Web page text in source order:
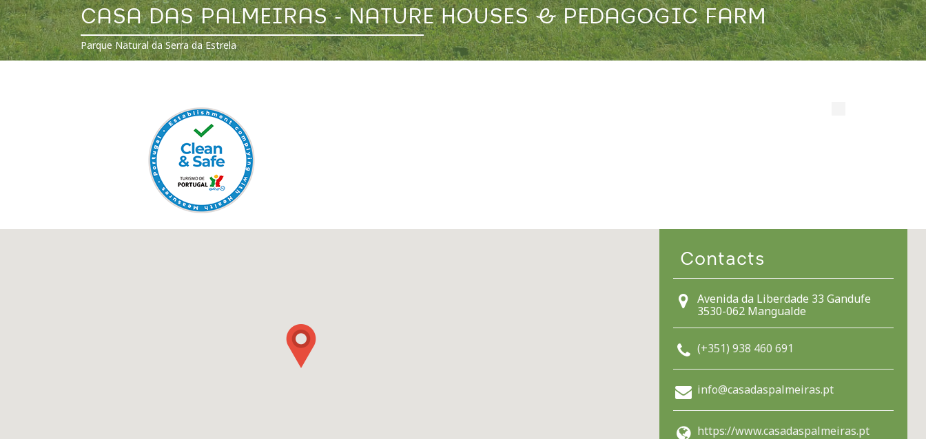
CASA DAS PALMEIRAS - NATURE HOUSES & PEDAGOGIC FARM
Parque Natural da Serra da Estrela
Contacts
Avenida da Liberdade 33 Gandufe
3530-062 Mangualde
(+351) 938 460 691
info@casadaspalmeiras.pt
https://www.casadaspalmeiras.pt